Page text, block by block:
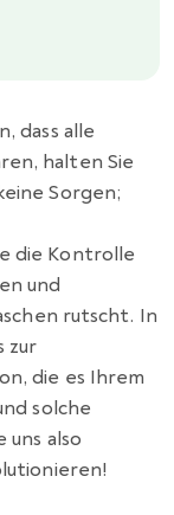
dass alle
halten Sie
Sorgen;
die Kontrolle
und
rutscht. In
zur
die es Ihrem
solche
uns also